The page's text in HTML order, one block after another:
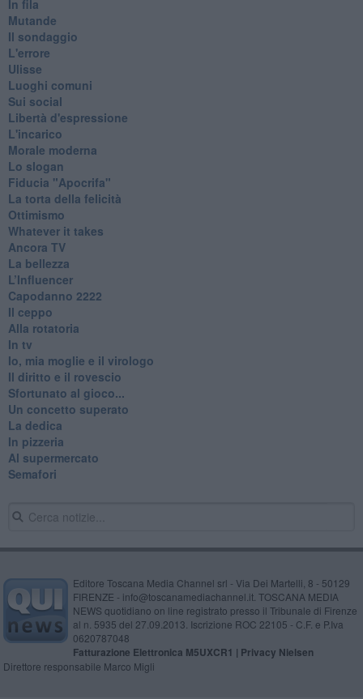
In fila
Mutande
Il sondaggio
L'errore
Ulisse
Luoghi comuni
Sui social
Libertà d'espressione
L'incarico
Morale moderna
Lo slogan
Fiducia "Apocrifa"
La torta della felicità
Ottimismo
Whatever it takes
Ancora TV
La bellezza
L’Influencer
​Capodanno 2222
Il ceppo
Alla rotatoria
In tv
Io, mia moglie e il virologo
Il diritto e il rovescio
Sfortunato al gioco...
Un concetto superato
La dedica
In pizzeria
Al supermercato
Semafori
Editore Toscana Media Channel srl - Via Dei Martelli, 8 - 50129
FIRENZE - info@toscanamediachannel.it. TOSCANA MEDIA
NEWS quotidiano on line registrato presso il Tribunale di Firenze
al n. 5935 del 27.09.2013. Iscrizione ROC 22105 - C.F. e P.Iva
0620787048
Fatturazione Elettronica M5UXCR1 | Privacy Nielsen
Direttore responsabile Marco Migli